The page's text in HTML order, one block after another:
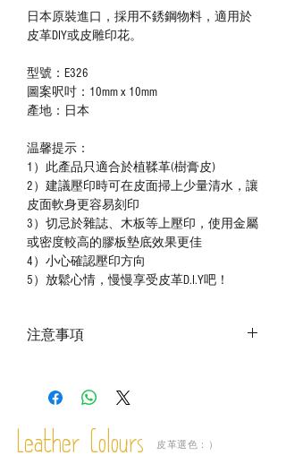
日本原裝進口，採用不銹鋼物料，適用於
皮革DIY或皮雕印花。
型號：E326
圖案呎吋：10mm x 10mm
產地：日本
温馨提示：
1）此產品只適合於植鞣革(樹膏皮)
2）建議壓印時可在皮面掃上少量清水，讓
皮面軟身更容易刻印
3）切忌於雜誌、木板等上壓印，使用金屬
或密度較高的膠板墊底效果更佳
4）小心確認壓印方向
5）放鬆心情，慢慢享受皮革D.I.Y吧！
注意事項
－ 此產品含有細小配件、尖銳物件，恕不
必須由成年人陪同下使用並應小心處理。
Leather Colours 皮革選色：）